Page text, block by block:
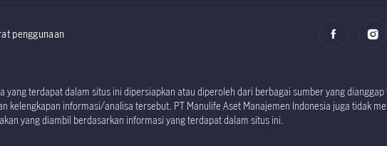
penggunaan
yang terdapat dalam situs ini dipersiapkan atau diperoleh dari berbagai sumber yang
kelengkapan informasi/analisa tersebut. PT Manulife Aset Manajemen Indonesia juga tidak
yang diambil berdasarkan informasi yang terdapat dalam situs ini.